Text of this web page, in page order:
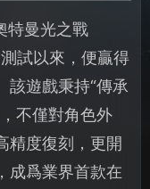
特曼光之戰
試以來，便贏得
該遊戲秉持“傳承
不僅對角色外
精度復刻，更開
成爲業界首款在